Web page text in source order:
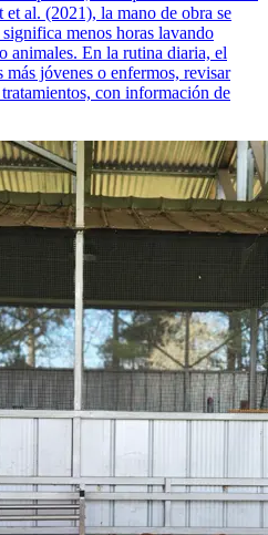
al. (2021), la mano de obra se
menos horas lavando
animales. En la rutina diaria, el
más jóvenes o enfermos, revisar
con información de